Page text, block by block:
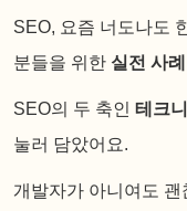
SEO, 요즘 너도나도
분들을 위한 실전 사
SEO의 두 축인 테크
눌러 담았어요.
개발자가 아니여도